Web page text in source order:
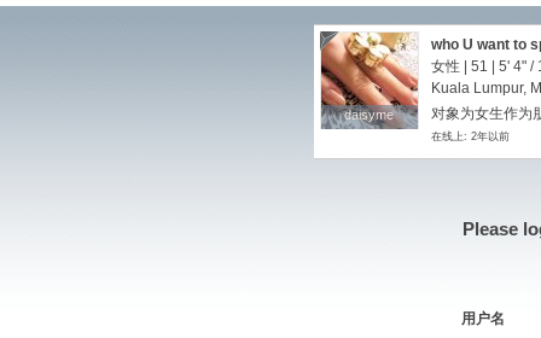
daisyme
daisyme
who U want to
女性 | 51 | 5' 4" /
Kuala Lumpur,
对象为女生作为
在线上: 2年以前
Please
用户名